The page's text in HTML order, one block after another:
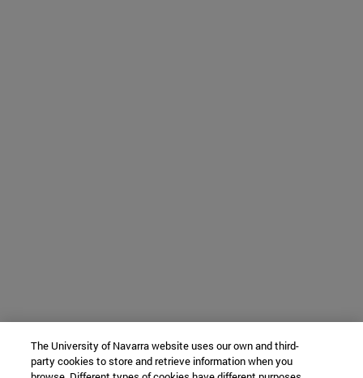
The University of Navarra website uses our own and third-
party cookies to store and retrieve information when you